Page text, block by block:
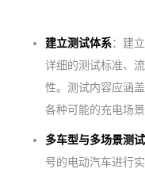
建立测试体系：建
详细的测试标准、
性。测试内容应涵
各种可能的充电场
多车型与多场景测试
号的电动汽车进行